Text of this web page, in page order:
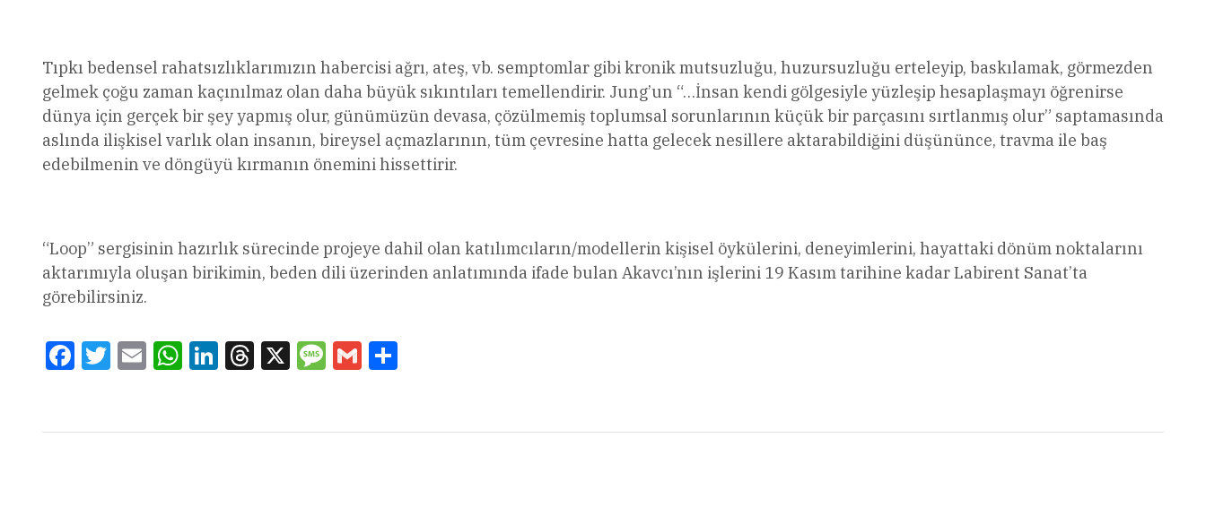
Tıpkı bedensel rahatsızlıklarımızın habercisi ağrı, ateş, vb. semptomlar gibi kronik mutsuzluğu, huzursuzluğu erteleyip, baskılamak, görmezden
gelmek çoğu zaman kaçınılmaz olan daha büyük sıkıntıları temellendirir. Jung’un “…İnsan kendi gölgesiyle yüzleşip hesaplaşmayı öğrenirse
dünya için gerçek bir şey yapmış olur, günümüzün devasa, çözülmemiş toplumsal sorunlarının küçük bir parçasını sırtlanmış olur” saptamasında
aslında ilişkisel varlık olan insanın, bireysel açmazlarının, tüm çevresine hatta gelecek nesillere aktarabildiğini düşününce, travma ile baş
edebilmenin ve döngüyü kırmanın önemini hissettirir.
“Loop” sergisinin hazırlık sürecinde projeye dahil olan katılımcıların/modellerin kişisel öykülerini, deneyimlerini, hayattaki dönüm noktalarını
aktarımıyla oluşan birikimin, beden dili üzerinden anlatımında ifade bulan Akavcı’nın işlerini 19 Kasım tarihine kadar Labirent Sanat’ta
görebilirsiniz.
FacebookTwitterEmail WhatsAppLinkedInThreads
X Message
Gmail